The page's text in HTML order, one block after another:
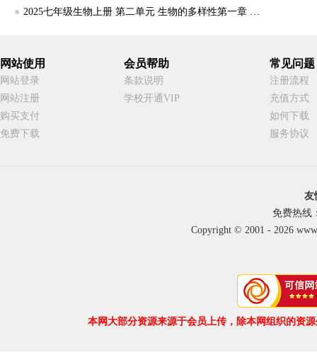
● 2025七年级生物上册 第二单元 生物的多样性第一章 藻类、植物和动物第四节 脊椎动物课件+练习（打包9套） 冀少版
网站使用
网站登录
网站注册
购买支付
免费下载
会员帮助
条款说明
学校开通VIP
常见问题
注册流程
充值方式
如何下载
服务协议
友
免费热线
Copyright © 2001 - 2026
本网大部分资源来源于会员上传，除本网组织的资